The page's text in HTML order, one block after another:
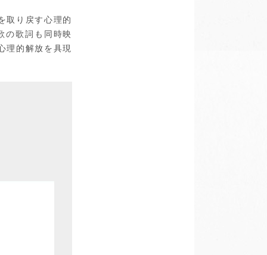
取り戻す心理的
の歌詞も同時映
理的解放を具現